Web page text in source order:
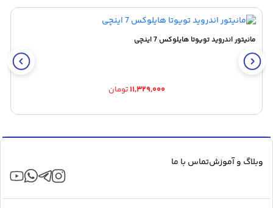
مانیتور اندروید تویوتا هایلوکس 7 اینچی
۱۱,۳۲۹,۰۰۰تومان
وبلاگ و آموزشتماس با ما